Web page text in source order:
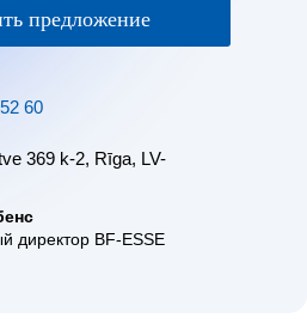
предложение
директор BF-ESSE
60
369 k-2, Rīga, LV-